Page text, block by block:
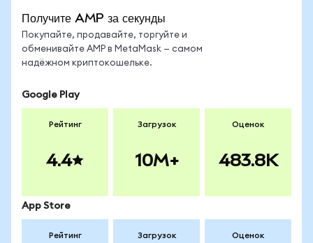
Получите AMP за секунды
Покупайте, продавайте, торгуйте и
обменивайте AMP в MetaMask — самом
надёжном криптокошельке.
Google Play
Рейтинг
4.4
Загрузок
10M+
Оценок
483.8K
App Store
Рейтинг Загрузок Оценок